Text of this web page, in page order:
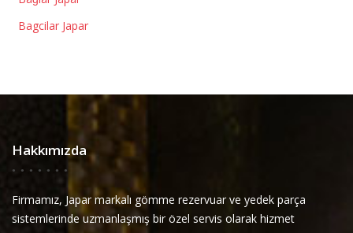
Bagcilar Japar
Hakkımızda
Firmamız, Japar markalı gömme rezervuar ve yedek parça
sistemlerinde uzmanlaşmış bir özel servis olarak hizmet